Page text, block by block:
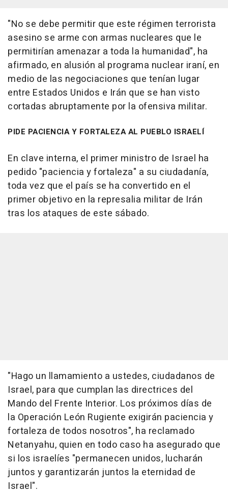
"No se debe permitir que este régimen terrorista
asesino se arme con armas nucleares que le
permitirían amenazar a toda la humanidad", ha
afirmado, en alusión al programa nuclear iraní, en
medio de las negociaciones que tenían lugar
entre Estados Unidos e Irán que se han visto
cortadas abruptamente por la ofensiva militar.
PIDE PACIENCIA Y FORTALEZA AL PUEBLO ISRAELÍ
En clave interna, el primer ministro de Israel ha
pedido "paciencia y fortaleza" a su ciudadanía,
toda vez que el país se ha convertido en el
primer objetivo en la represalia militar de Irán
tras los ataques de este sábado.
"Hago un llamamiento a ustedes, ciudadanos de
Israel, para que cumplan las directrices del
Mando del Frente Interior. Los próximos días de
la Operación León Rugiente exigirán paciencia y
fortaleza de todos nosotros", ha reclamado
Netanyahu, quien en todo caso ha asegurado que
si los israelíes "permanecen unidos, lucharán
juntos y garantizarán juntos la eternidad de
Israel".